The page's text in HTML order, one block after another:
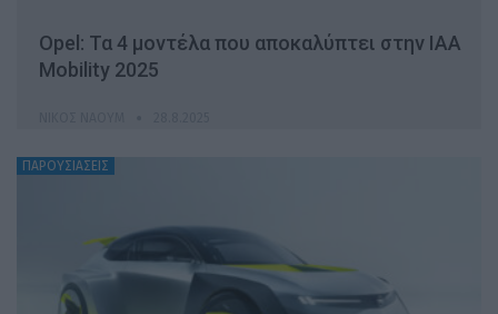
Opel: Τα 4 μοντέλα που αποκαλύπτει στην IAA
Mobility 2025
ΠΑΡΟΥΣΙΑΣΕΙΣ